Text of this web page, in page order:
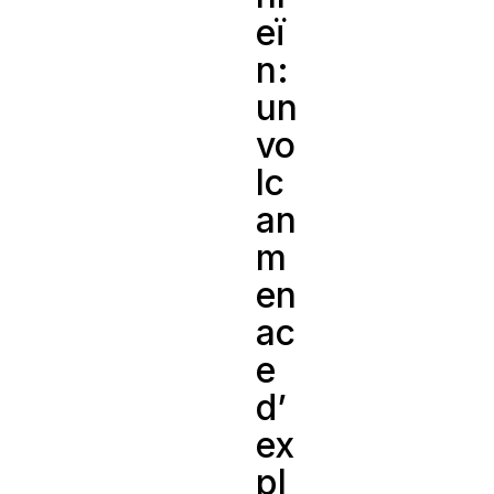
eï
n:
un
vo
lc
an
m
en
ac
e
d’
ex
pl